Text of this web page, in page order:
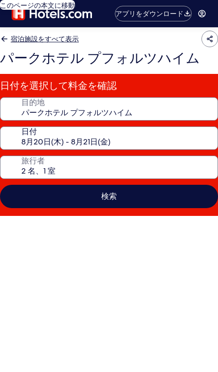
このページの本文に移動
アプリをダウンロード
宿泊施設をすべて表示
パークホテル プフォルツハイム
日付を選択して料金を確認
目的地
日付
旅行者
検索